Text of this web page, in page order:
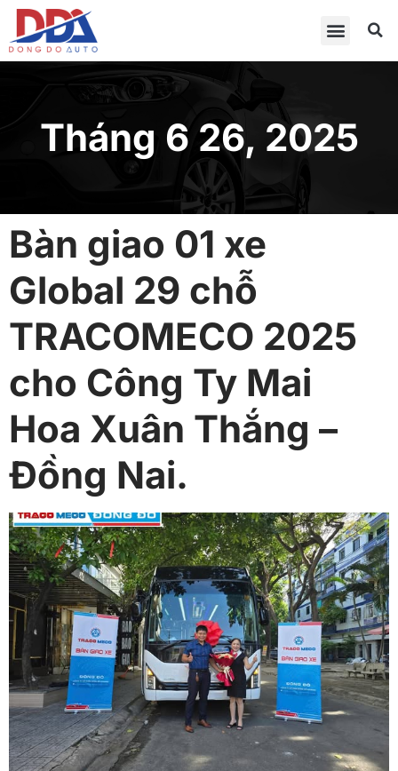
Tháng 6 26, 2025
Bàn giao 01 xe
Global 29 chỗ
TRACOMECO 2025
cho Công Ty Mai
Hoa Xuân Thắng –
Đồng Nai.